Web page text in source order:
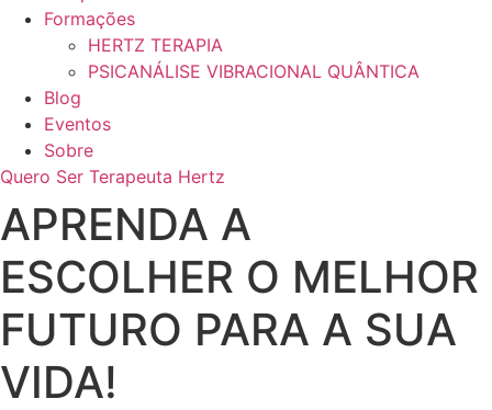
Formações
HERTZ TERAPIA
PSICANÁLISE VIBRACIONAL QUÂNTICA
Blog
Eventos
Sobre
Quero Ser Terapeuta Hertz
APRENDA A
ESCOLHER O MELHOR
FUTURO PARA A SUA
VIDA!